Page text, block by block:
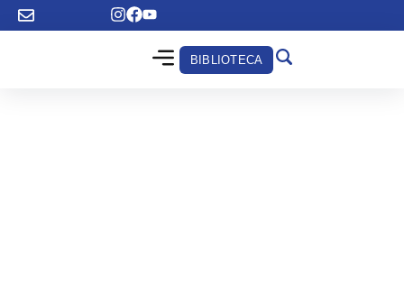
BIBLIOTECA